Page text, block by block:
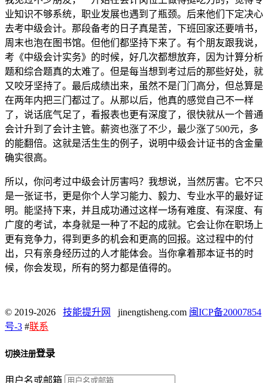
业知识不够系统，职业发展也遇到了瓶颈。后来他们下定决心
去考中级会计。那段备考的日子真是苦，下班回家还要啃书，
周末也泡在图书馆。但他们都坚持下来了。有个朋友跟我说，
考《中级会计实务》的时候，好几次都想放弃，因为计算分析
题和综合题真的太难了。但是每当想到考过后的那些好处，就
又咬牙坚持了。最后成绩出来，虽然不是门门高分，但总算是
在两年内把三门都过了。从那以后，他真的感觉自己不一样
了，说话底气足了，看报表也更有深度了，很快就从一个普通
会计升到了会计主管。薪资也涨了不少，最少涨了500元，多
的能翻倍。这就是活生生的例子，说明中级会计证书的含金量
确实很高。
所以，你问考过中级会计厉害吗？我想说，当然厉害。它不只
是一张证书，更是你个人学习能力、毅力、专业水平的最好证
明。能坚持下来，并且成功通过这样一场有难度、有深度、有
广度的考试，本身就是一种了不起的成就。它会让你在职场上
更有竞争力，得到更多的机会和更高的回报。这过程中的付
出，只有亲身经历过的人才能体会。当你拿着那本证书的时
候，你会发现，所有的努力都是值得的。
© 2019-2026 技能提升网 jinengtisheng.com 闽ICP备20007854
号-3 #联系
切换注册登录
用户名或邮箱